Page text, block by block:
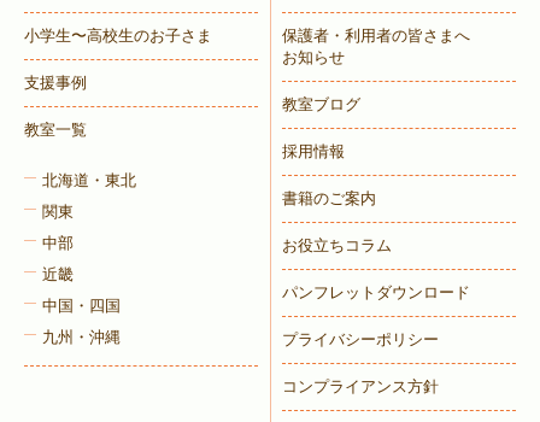
小学生〜高校生のお子さま
支援事例
教室一覧
北海道・東北
関東
中部
近畿
中国・四国
九州・沖縄
保護者・利用者の皆さまへ
お知らせ
教室ブログ
採用情報
書籍のご案内
お役立ちコラム
パンフレットダウンロード
プライバシーポリシー
コンプライアンス方針